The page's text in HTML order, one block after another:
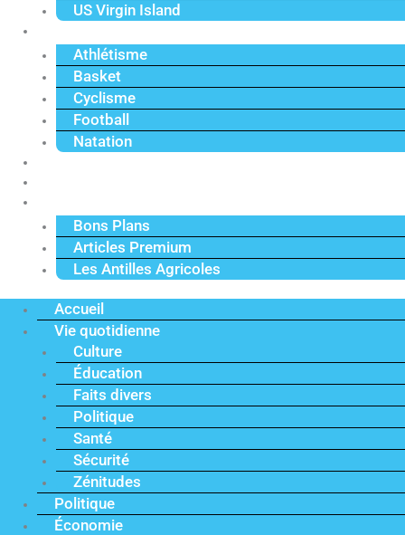
US Virgin Island
Athlétisme
Basket
Cyclisme
Football
Natation
Bons Plans
Articles Premium
Les Antilles Agricoles
Accueil
Vie quotidienne
Culture
Éducation
Faits divers
Politique
Santé
Sécurité
Zénitudes
Politique
Économie